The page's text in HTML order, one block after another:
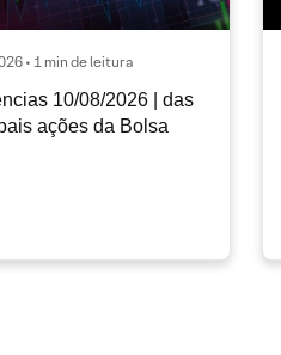
• 1 min de leitura
10/08/2026 | das
ações da Bolsa